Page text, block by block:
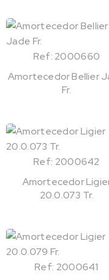
Ref: 2000660
Amortecedor Bellier
Fr.
Ref: 2000642
Amortecedor
20.0.073 Tr.
Ref: 2000641